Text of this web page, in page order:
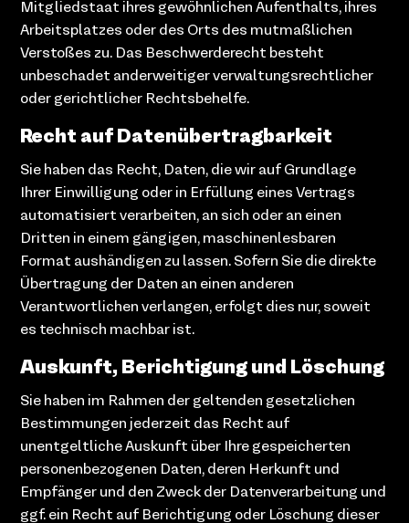
Mitgliedstaat ihres gewöhnlichen Aufenthalts, ihres
Arbeitsplatzes oder des Orts des mutmaßlichen
Verstoßes zu. Das Beschwerderecht besteht
unbeschadet anderweitiger verwaltungsrechtlicher
oder gerichtlicher Rechtsbehelfe.
Recht auf Daten­übertrag­barkeit
Sie haben das Recht, Daten, die wir auf Grundlage
Ihrer Einwilligung oder in Erfüllung eines Vertrags
automatisiert verarbeiten, an sich oder an einen
Dritten in einem gängigen, maschinenlesbaren
Format aushändigen zu lassen. Sofern Sie die direkte
Übertragung der Daten an einen anderen
Verantwortlichen verlangen, erfolgt dies nur, soweit
es technisch machbar ist.
Auskunft, Berichtigung und Löschung
Sie haben im Rahmen der geltenden gesetzlichen
Bestimmungen jederzeit das Recht auf
unentgeltliche Auskunft über Ihre gespeicherten
personenbezogenen Daten, deren Herkunft und
Empfänger und den Zweck der Datenverarbeitung und
ggf. ein Recht auf Berichtigung oder Löschung dieser